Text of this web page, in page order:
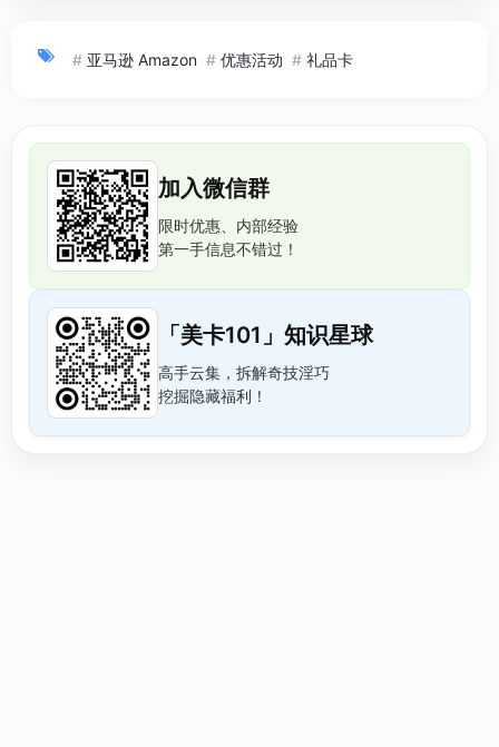
# 亚马逊 Amazon # 优惠活动 # 礼品卡
加入微信群
限时优惠、内部经验
第一手信息不错过！
「美卡101」知识星球
高手云集，拆解奇技淫巧
挖掘隐藏福利！